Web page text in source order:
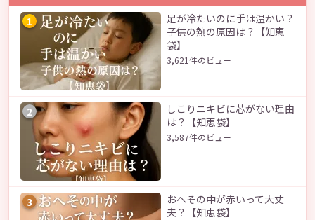
1
足が冷たいのに手は温かい？
子供の熱の原因は？【知恵
袋】
3,621件のビュー
2
しこりニキビに芯がない理由
は？【知恵袋】
3,587件のビュー
3
おへその中が赤いって大丈
夫？【知恵袋】